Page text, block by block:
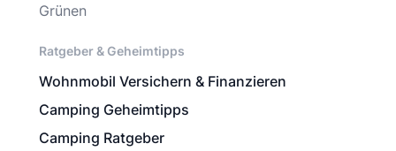
Grünen
Ratgeber & Geheimtipps
Wohnmobil Versichern & Finanzieren
Camping Geheimtipps
Camping Ratgeber